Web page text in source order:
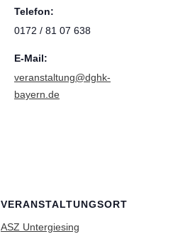
VERANSTALTUNGSORT
ASZ Untergiesing
Telefon:
0172 / 81 07 638
E-Mail:
veranstaltung@dghk-
bayern.de